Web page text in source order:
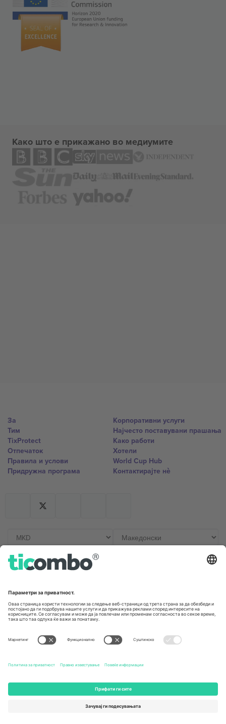
Како што е прикажано во медиумите
За
Тим
TixProtect
Отпечаток
Правила и услови
Придружна програма
Корпоративни услуги
Најчесто поставувани прашања
Како работи
Хотели
World Cup Hub
Контактирајте нѐ
Канцеларии и поддршка
Germany
Unter den Linden 24, 10117
Berlin, Germany
167 City Road, London, Greater
131 Continental Dr, Suite 305,
Dorfstrasse 52a, 6390
United Arab Emirates